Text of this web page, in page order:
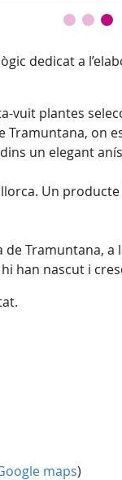
dedicat a
vuit plantes
on
un elegant
Un
Tramuntana,
han nascut i
maps)